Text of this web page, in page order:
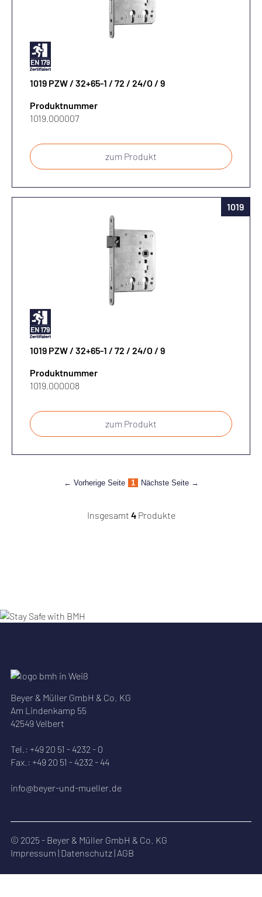
Riegel
1019 PZW / 32+65-1 / 72 / 24/O / 9
Produktnummer
1019.000007
zum Produkt
1019
1019 PZW / 32+65-1 / 72 / 24/O / 9
Produktnummer
1019.000008
zum Produkt
← Vorherige Seite 1 Nächste Seite →
Insgesamt 4Produkte
Beyer & Müller GmbH & Co. KG
Am Lindenkamp 55
42549 Velbert
Tel.: +49 20 51 - 4232 - 0
Fax.: +49 20 51 - 4232 - 44
info@beyer-und-mueller.de
© 2025 - Beyer & Müller GmbH & Co. KG
Impressum | Datenschutz| AGB